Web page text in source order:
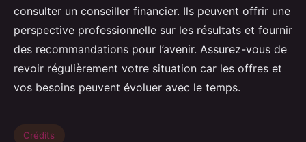
consulter un conseiller financier. Ils peuvent offrir une
perspective professionnelle sur les résultats et fournir
des recommandations pour l’avenir. Assurez-vous de
revoir régulièrement votre situation car les offres et
vos besoins peuvent évoluer avec le temps.
Crédits